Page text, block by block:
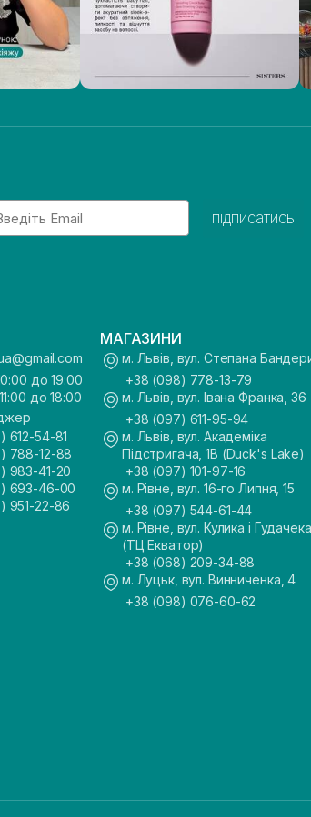
підписатись
до 19:00
до 18:00
612-54-81
788-12-88
983-41-20
693-46-00
951-22-86
МАГАЗИНИ
м. Львів, вул. Степана
+38 (098) 778-13-79
м. Львів, вул. Івана Франка, 36
+38 (097) 611-95-94
м. Львів, вул. Академіка
Підстригача, 1В (Duck's Lake)
+38 (097) 101-97-16
м. Рівне, вул. 16-го Липня, 15
+38 (097) 544-61-44
м. Рівне, вул. Кулика і
(ТЦ Екватор)
+38 (068) 209-34-88
м. Луцьк, вул. Винниченка, 4
+38 (098) 076-60-62